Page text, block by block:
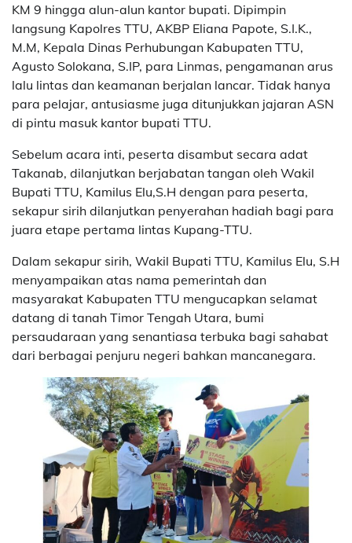
KM 9 hingga alun-alun kantor bupati. Dipimpin
langsung Kapolres TTU, AKBP Eliana Papote, S.I.K.,
M.M, Kepala Dinas Perhubungan Kabupaten TTU,
Agusto Solokana, S.IP, para Linmas, pengamanan arus
lalu lintas dan keamanan berjalan lancar. Tidak hanya
para pelajar, antusiasme juga ditunjukkan jajaran ASN
di pintu masuk kantor bupati TTU.
Sebelum acara inti, peserta disambut secara adat
Takanab, dilanjutkan berjabatan tangan oleh Wakil
Bupati TTU, Kamilus Elu,S.H dengan para peserta,
sekapur sirih dilanjutkan penyerahan hadiah bagi para
juara etape pertama lintas Kupang-TTU.
Dalam sekapur sirih, Wakil Bupati TTU, Kamilus Elu, S.H
menyampaikan atas nama pemerintah dan
masyarakat Kabupaten TTU mengucapkan selamat
datang di tanah Timor Tengah Utara, bumi
persaudaraan yang senantiasa terbuka bagi sahabat
dari berbagai penjuru negeri bahkan mancanegara.